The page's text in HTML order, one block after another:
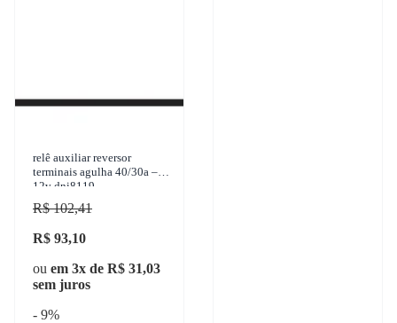
relê auxiliar reversor
terminais agulha 40/30a –
12v dni8119
R$ 102,41
R$ 93,10
ou em 3x de R$ 31,03
sem juros
- 9%